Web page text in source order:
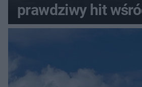
prawdziwy hit